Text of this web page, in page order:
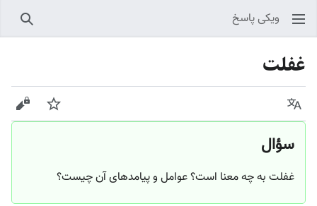
ویکی پاسخ
غفلت
زبان پیگیری
سؤال
غفلت به چه معنا است؟ عوامل و پیامدهای آن چیست؟